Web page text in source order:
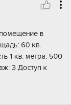
в
60 кв.
1 кв. метра: 500
3 Доступ к